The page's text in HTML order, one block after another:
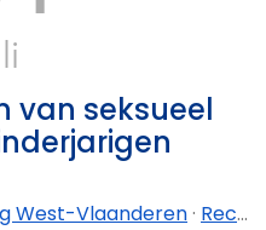
van seksueel
West-Vlaanderen· Rechtbank eerste aanleg West-Vlaanderen - afdeling Kortrijk